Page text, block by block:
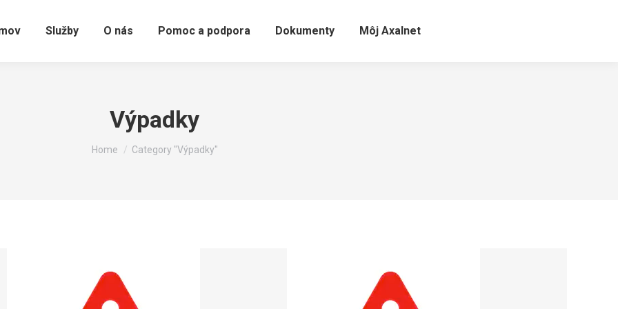
Služby O nás Pomoc a podpora Dokumenty Môj Axalnet
Výpadky
You are here:
Home Category "Výpadky"